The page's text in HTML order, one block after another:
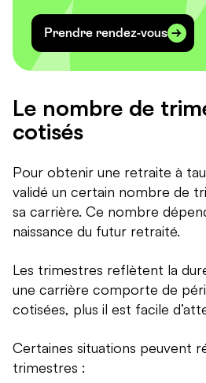
Prendre rendez-vous
Le nombre de
cotisés
Pour obtenir une retraite à
validé un certain nombre de
sa carrière. Ce nombre
naissance du futur retraité.
Les trimestres reflètent la
une carrière comporte de
cotisées, plus il est facile
Certaines situations peuvent
trimestres :